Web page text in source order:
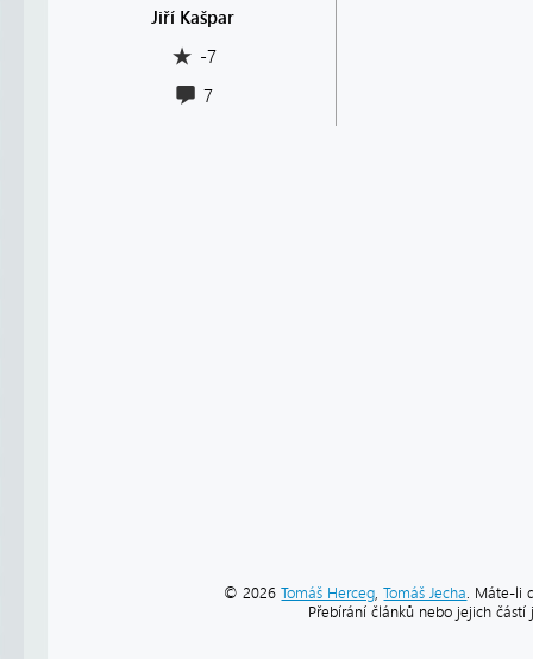
Jiří Kašpar
-7
7
© 2026Tomáš Herceg,Tomáš Jecha. Máte-li
Přebírání článků nebo jejich